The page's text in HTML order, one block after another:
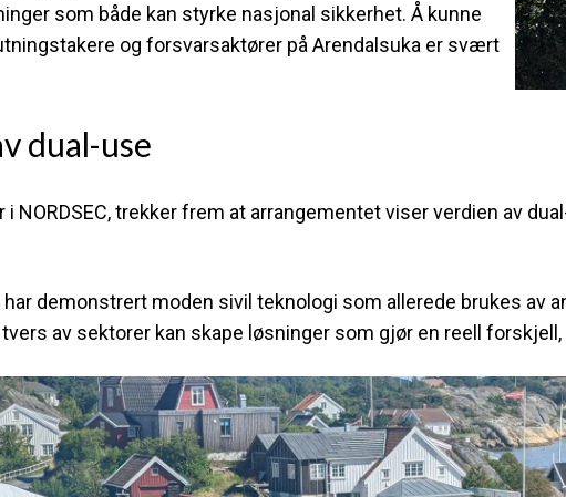
som både kan styrke nasjonal sikkerhet. Å kunne
og forsvarsaktører på Arendalsuka er svært
dual-use
i NORDSEC, trekker frem at arrangementet viser verdien av
demonstrert moden sivil teknologi som allerede brukes av
av sektorer kan skape løsninger som gjør en reell forskjell,